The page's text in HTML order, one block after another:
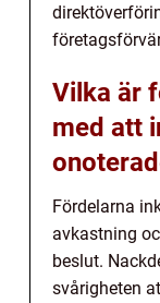
Vilka är
med att
Fördelarna
avkastning
beslut.
svårigheten